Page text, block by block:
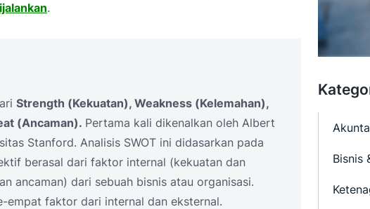
.
Strength (Kekuatan), Weakness (Kelemahan),
(Ancaman). Pertama kali dikenalkan oleh Albert
Stanford. Analisis SWOT ini didasarkan pada
berasal dari faktor internal (kekuatan dan
ancaman) dari sebuah bisnis atau organisasi.
empat faktor dari internal dan eksternal.
Bisnis